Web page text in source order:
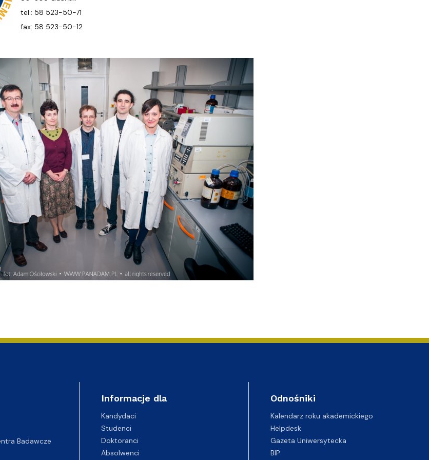
tel.: 58 523-50-71
fax: 58 523-50-12
Badawcze
Informacje dla
Kandydaci
Studenci
Doktoranci
Absolwenci
Odnośniki
Kalendarz roku akademickiego
Helpdesk
Gazeta Uniwersytecka
BIP